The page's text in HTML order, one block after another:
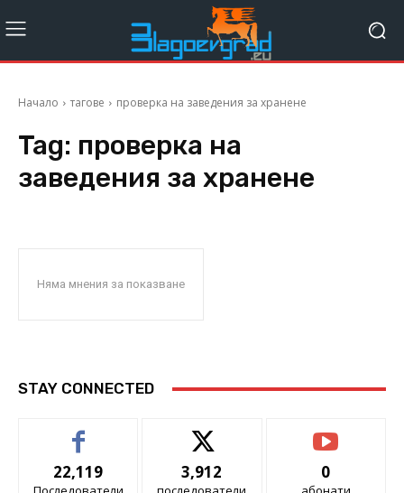
Начало тагове проверка на заведения за хранене
Tag: проверка на
заведения за хранене
Няма мнения за показване
STAY CONNECTED
22,119 3,912 0